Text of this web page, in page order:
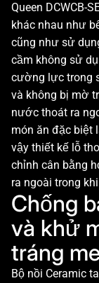
Queen DCWCB-
khác nhau như
cũng như sử
cầm không sử
cường lực trong
và không bị mờ
nước thoát ra
món ăn đặc biệt
vậy thiết kế lỗ
chỉnh cân bằng
ra ngoài trong
Chống
và khử
tráng
Bộ nồi Ceramic